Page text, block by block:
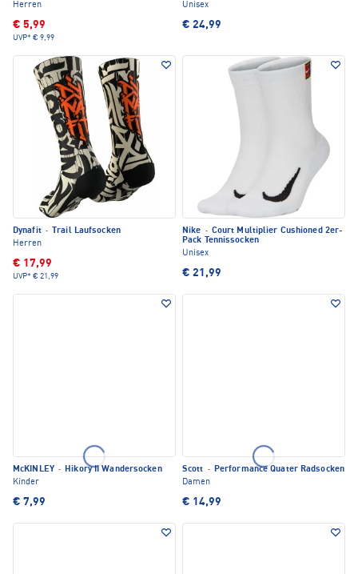
Herren
€ 5,99
UVP* € 9,99
Unisex
€ 24,99
Dynafit ·
Trail Laufsocken
Herren
€ 17,99
UVP* € 21,99
Nike · Court Multiplier Cushioned 2er-
Pack Tennissocken
Unisex
€ 21,99
McKINLEY · Hikory II Wandersocken
Kinder
€ 7,99
Scott · Performance Quater Radsocken
Damen
€ 14,99